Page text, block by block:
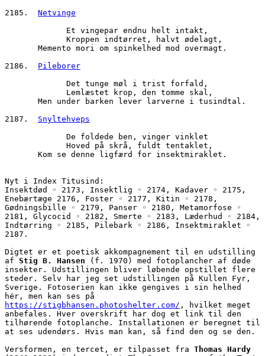
2185. Netvinge
             Et vingepar endnu helt intakt,
             Kroppen indtørret, halvt ødelagt,
       Memento mori om spinkelhed mod overmagt.
2186. Pileborer
             Det tunge møl i trist forfald,
             Lemlæstet krop, den tomme skal,
       Men under barken lever larverne i tusindtal.
2187. Snyltehveps
             De foldede ben, vinger vinklet
             Hoved på skrå, fuldt tentaklet,
       Kom se denne ligfærd for insektmiraklet.
Nyt i Index Titusind:
Insektdød ◦ 2173, Insektlig ◦ 2174, Kadaver ◦ 2175,
Enebærtæge 2176, Foster ◦ 2177, Kitin ◦ 2178,
Gødningsbille ◦ 2179, Panser ◦ 2180, Metamorfose ◦
2181, Glycocid ◦ 2182, Smerte ◦ 2183, Læderhud ◦ 2184,
Indtørring ◦ 2185, Pilebark ◦ 2186, Insektmiraklet ◦
2187.
Digtet er et poetisk akkompagnement til en udstilling
af Stig B. Hansen (f. 1970) med fotoplancher af døde
insekter. Udstillingen bliver løbende opstillet flere
steder. Selv har jeg set udstillingen på Kullen Fyr,
Sverige. Fotoserien kan ikke gengives i sin helhed
https://stigbhansen.photoshelter.com/ , hvilket meget
anbefales. Hver overskrift har dog et link til den
tilhørende fotoplanche. Installationen er beregnet til
at ses udendørs. Hvis man kan, så find den og se den.
Versformen, en tercet, er tilpasset fra Thomas Hardy